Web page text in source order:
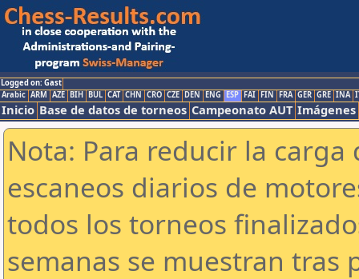
Logged on: Gast
Arabic ARM AZE BIH BUL CAT CHN CRO CZE DEN ENG ESP FAI FIN FRA GER GRE INA
Inicio Base de datos de torneos Campeonato AUT Imágenes
Nota: Para reducir la
escaneos diarios de
todos los torneos
semanas se muestran tras